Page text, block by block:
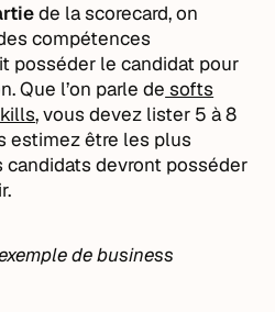
de la scorecard, on
compétences
posséder le candidat pour
Que l’on parle de softs
, vous devez lister 5 à 8
estimez être les plus
devront posséder
de business